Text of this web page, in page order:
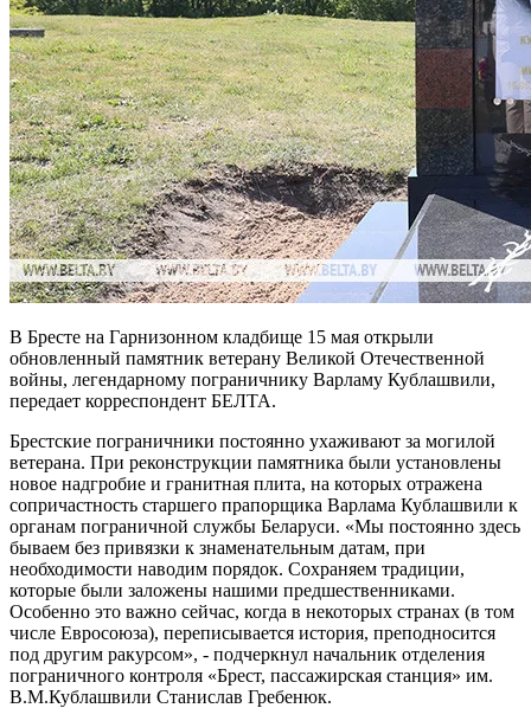
В Бресте на Гарнизонном кладбище 15 мая открыли
обновленный памятник ветерану Великой Отечественной
войны, легендарному пограничнику Варламу Кублашвили,
передает корреспондент БЕЛТА.
Брестские пограничники постоянно ухаживают за могилой
ветерана. При реконструкции памятника были установлены
новое надгробие и гранитная плита, на которых отражена
сопричастность старшего прапорщика Варлама Кублашвили к
органам пограничной службы Беларуси. «Мы постоянно здесь
бываем без привязки к знаменательным датам, при
необходимости наводим порядок. Сохраняем традиции,
которые были заложены нашими предшественниками.
Особенно это важно сейчас, когда в некоторых странах (в том
числе Евросоюза), переписывается история, преподносится
под другим ракурсом», - подчеркнул начальник отделения
пограничного контроля «Брест, пассажирская станция» им.
В.М.Кублашвили Станислав Гребенюк.